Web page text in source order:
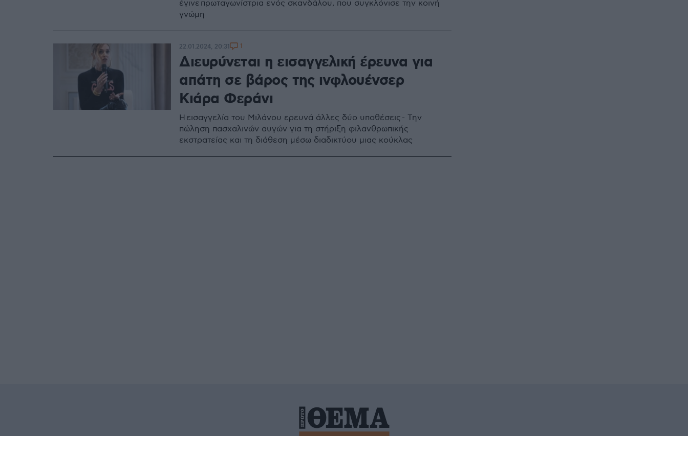
έγινε πρωταγωνίστρια ενός σκανδάλου, που συγκλόνισε την κοινή
γνώμη
Διευρύνεται η εισαγγελική έρευνα για
απάτη σε βάρος της ινφλουένσερ
Κιάρα Φεράνι
Η εισαγγελία του Μιλάνου ερευνά άλλες δύο υποθέσεις - Την
πώληση πασχαλινών αυγών για τη στήριξη φιλανθρωπικής
εκστρατείας και τη διάθεση μέσω διαδικτύου μιας κούκλας
22.01.2024, 20:31 1